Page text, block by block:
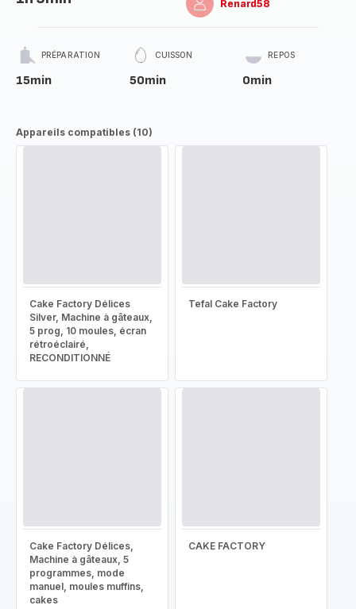
Renard58
PRÉPARATION
15min
CUISSON
50min
REPOS
0min
Appareils compatibles (10)
Cake Factory Délices
Silver, Machine à gâteaux,
5 prog, 10 moules, écran
rétroéclairé,
RECONDITIONNÉ
Tefal Cake Factory
Cake Factory Délices,
Machine à gâteaux, 5
programmes, mode
manuel, moules muffins,
cakes
CAKE FACTORY